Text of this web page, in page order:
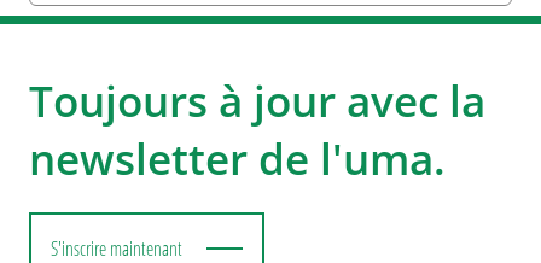
Informations d'impression
uma NEWS 2026
uma Metal RECY
Toujours à jour avec la
newsletter de l'uma.
S'inscrire maintenant